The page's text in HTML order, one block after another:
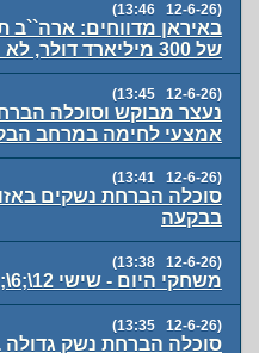
(12-6-26 13:46)
באיראן מדווחים: ארה``ב
של 300 מיליארד דולר, לא נדון בטילים
(12-6-26 13:45)
נעצר מבוקש וסוכלה
אמצעי לחימה במרחב
(12-6-26 13:41)
סוכלה הברחת נשקים
בבקעה
(12-6-26 13:38)
משחקי היום - שישי 12\;6\;26
(12-6-26 13:35)
סוכלה הברחת נשק